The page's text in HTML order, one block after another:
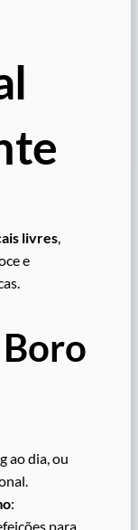
livres
e
ao dia, ou
:
para